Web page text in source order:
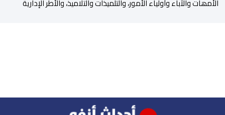
الأمھات والآباء وأولیاء الأمور، والتلمیذات والتلامیذ، والأطر الإداریة